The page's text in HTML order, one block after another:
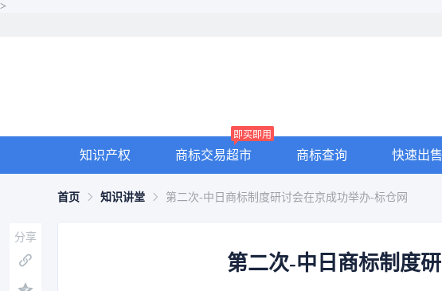
>
知识产权 商标交易超市
即买即用
商标查询 快速出
首页 知识讲堂 第二次-中日商标制度研讨会在京成功举办-标仓网
第二次-中日商标制度
分享